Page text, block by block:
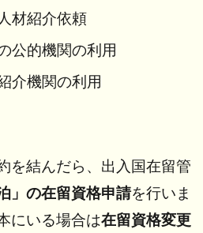
材紹介依頼
公的機関の利用
介機関の利用
を結んだら、出入国在留管
」の在留資格申請を行いま
にいる場合は在留資格変更